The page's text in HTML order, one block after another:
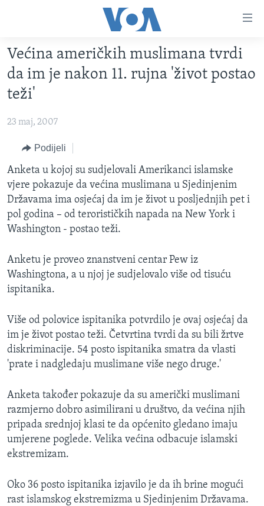
glavni
sadržaj
Pređi
na
glavnu
navigaciju
pretragu
VIDEO
VIJESTI
SJEDINJENE AMERIČKE DRŽAVE
BOSNA I HERCEGOVINA
SVIJET
NAUKA I TEHNOLOGIJA
SPECIJALNI PROJEKTI
KORUPCIJA
SLOBODA MEDIJA
ŽENSKA STRANA
IZBJEGLIČKA STRANA
MAGAZIN
O GLASU AMERIKE
Learning English
PRATITE NAS
Jezici
Većina američkih muslimana tvrdi
da im je nakon 11. rujna 'život postao
teži'
23 maj, 2007
Podijeli
Anketa u kojoj su sudjelovali Amerikanci islamske
vjere pokazuje da većina muslimana u Sjedinjenim
Državama ima osjećaj da im je život u posljednjih pet i
pol godina – od terorističkih napada na New York i
Washington - postao teži.
Anketu je proveo znanstveni centar Pew iz
Washingtona, a u njoj je sudjelovalo više od tisuću
ispitanika.
Više od polovice ispitanika potvrdilo je ovaj osjećaj da
im je život postao teži. Četvrtina tvrdi da su bili žrtve
diskriminacije. 54 posto ispitanika smatra da vlasti
'prate i nadgledaju muslimane više nego druge.'
Anketa također pokazuje da su američki muslimani
razmjerno dobro asimilirani u društvo, da većina njih
pripada srednjoj klasi te da općenito gledano imaju
umjerene poglede. Velika većina odbacuje islamski
ekstremizam.
Oko 36 posto ispitanika izjavilo je da ih brine mogući
rast islamskog ekstremizma u Sjedinjenim Državama.